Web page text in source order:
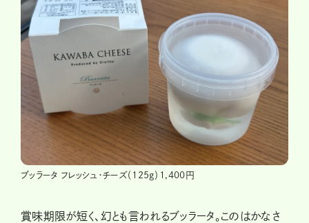
ブッラータ フレッシュ・チーズ（125g）1,400円
賞味期限が短く、幻とも言われるブッラータ。このはかなさ